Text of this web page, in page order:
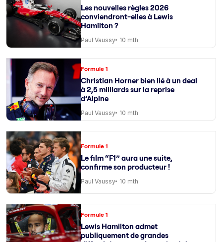
Les nouvelles règles 2026
conviendront-elles à Lewis
Hamilton ?
Paul Vaussy 10 mth
Formule 1
Christian Horner bien lié à un deal
à 2,5 milliards sur la reprise
d’Alpine
Paul Vaussy 10 mth
Formule 1
Le film “F1” aura une suite,
confirme son producteur !
Paul Vaussy 10 mth
Formule 1
Lewis Hamilton admet
publiquement de grandes